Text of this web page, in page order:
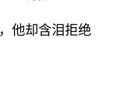
他却含泪拒绝